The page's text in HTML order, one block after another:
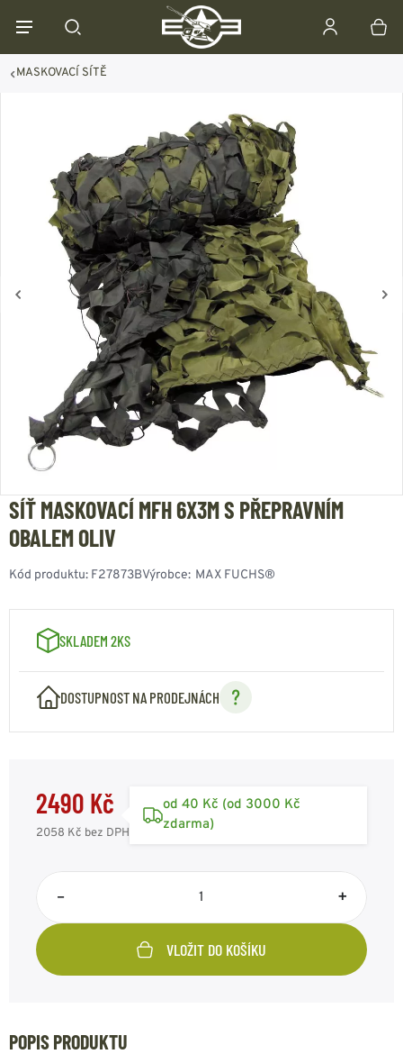
MASKOVACÍ SÍTĚ
SÍŤ MASKOVACÍ MFH 6X3M S PŘEPRAVNÍM
OBALEM OLIV
Kód produktu: F27873BVýrobce: MAX FUCHS®
SKLADEM 2KS
DOSTUPNOST NA PRODEJNÁCH
2490 Kč
2058 Kč bez DPH
od 40 Kč (od 3000 Kč
zdarma)
– +
VLOŽIT DO KOŠÍKU
POPIS PRODUKTU